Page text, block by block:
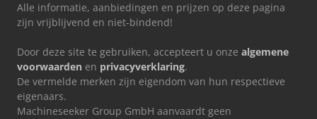
Alle informatie, aanbiedingen en prijzen op deze pagina
zijn vrijblijvend en niet-bindend!
Door deze site te gebruiken, accepteert u onze algemene
voorwaarden en privacyverklaring.
De vermelde merken zijn eigendom van hun respectieve
eigenaars.
Machineseeker Group GmbH aanvaardt geen